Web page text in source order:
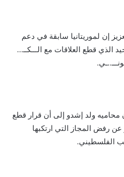
إن لموريتانيا سابقة في دعم
الذي قطع العلاقات مع الـــكــ…
محاميه ولد إشدو إلى أن قرار قطع
عن رفض المجاز التي ارتكبها
الفلسطيني.